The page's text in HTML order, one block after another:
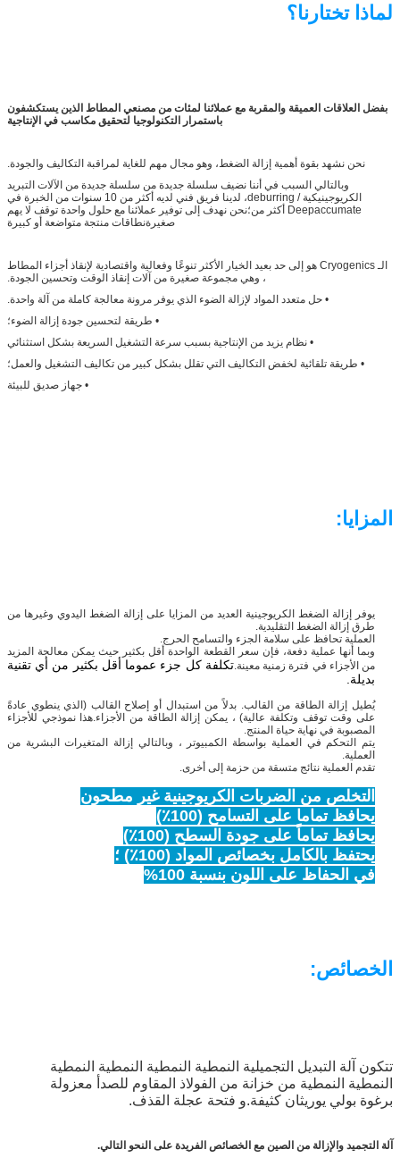
لماذا تختارنا؟
بفضل العلاقات العميقة والمقربة مع عملائنا لمئات من مصنعي المطاط الذين يستكشفون
باستمرار التكنولوجيا لتحقيق مكاسب في الإنتاجية
نحن نشهد بقوة أهمية إزالة الضغط، وهو مجال مهم للغاية لمراقبة التكاليف والجودة.
وبالتالي السبب في أننا نضيف سلسلة جديدة من سلسلة جديدة من الآلات التبريد
الكريوجينيكية / deburring، لدينا فريق فني لديه أكثر من 10 سنوات من الخبرة في
Deepaccumate أكثر من؛نحن نهدف إلى توفير عملائنا مع حلول واحدة توقف لا يهم
صغيرةنطاقات منتجة متواضعة أو كبيرة
الـ Cryogenics هو إلى حد بعيد الخيار الأكثر تنوعًا وفعالية واقتصادية لإنقاذ أجزاء المطاط
، وهي مجموعة صغيرة من آلات إنقاذ الوقت وتحسين الجودة.
• حل متعدد المواد لإزالة الضوء الذي يوفر مرونة معالجة كاملة من آلة واحدة.
• طريقة لتحسين جودة إزالة الضوء؛
• نظام يزيد من الإنتاجية بسبب سرعة التشغيل السريعة بشكل استثنائي
• طريقة تلقائية لخفض التكاليف التي تقلل بشكل كبير من تكاليف التشغيل والعمل؛
• جهاز صديق للبيئة
المزايا:
يوفر إزالة الضغط الكريوجينية العديد من المزايا على إزالة الضغط اليدوي وغيرها من
طرق إزالة الضغط التقليدية.
العملية تحافظ على سلامة الجزء والتسامح الحرج.
وبما أنها عملية دفعة، فإن سعر القطعة الواحدة أقل بكثير حيث يمكن معالجة المزيد
من الأجزاء في فترة زمنية معينة.تكلفة كل جزء عموما أقل بكثير من أي تقنية
بديلة.
يُطيل إزالة الطاقة من القالب. بدلاً من استبدال أو إصلاح القالب (الذي ينطوي عادةً
على وقت توقف وتكلفة عالية) ، يمكن إزالة الطاقة من الأجزاء.هذا نموذجي للأجزاء
المصبوبة في نهاية حياة المنتج.
يتم التحكم في العملية بواسطة الكمبيوتر ، وبالتالي إزالة المتغيرات البشرية من
العملية.
تقدم العملية نتائج متسقة من حزمة إلى أخرى.
التخلص من الضربات الكريوجينية غير مطحون
يحافظ تماما على التسامح (100٪)
يحافظ تماماً على جودة السطح (100٪)
يحتفظ بالكامل بخصائص المواد (100٪) ؛
في الحفاظ على اللون بنسبة 100%
الخصائص:
تتكون آلة التبديل التجميلية النمطية النمطية النمطية النمطية
النمطية النمطية من خزانة من الفولاذ المقاوم للصدأ معزولة
برغوة بولي يوريثان كثيفة.و فتحة عجلة القذف.
آلة التجميد والإزالة من الصين مع الخصائص الفريدة على النحو التالي.